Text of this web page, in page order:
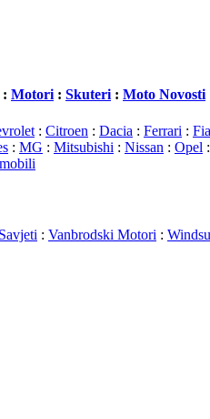
: Motori : Skuteri : Moto Novosti
: Citroen : Dacia : Ferrari :
: MG : Mitsubishi : Nissan : Opel
Savjeti : Vanbrodski Motori :